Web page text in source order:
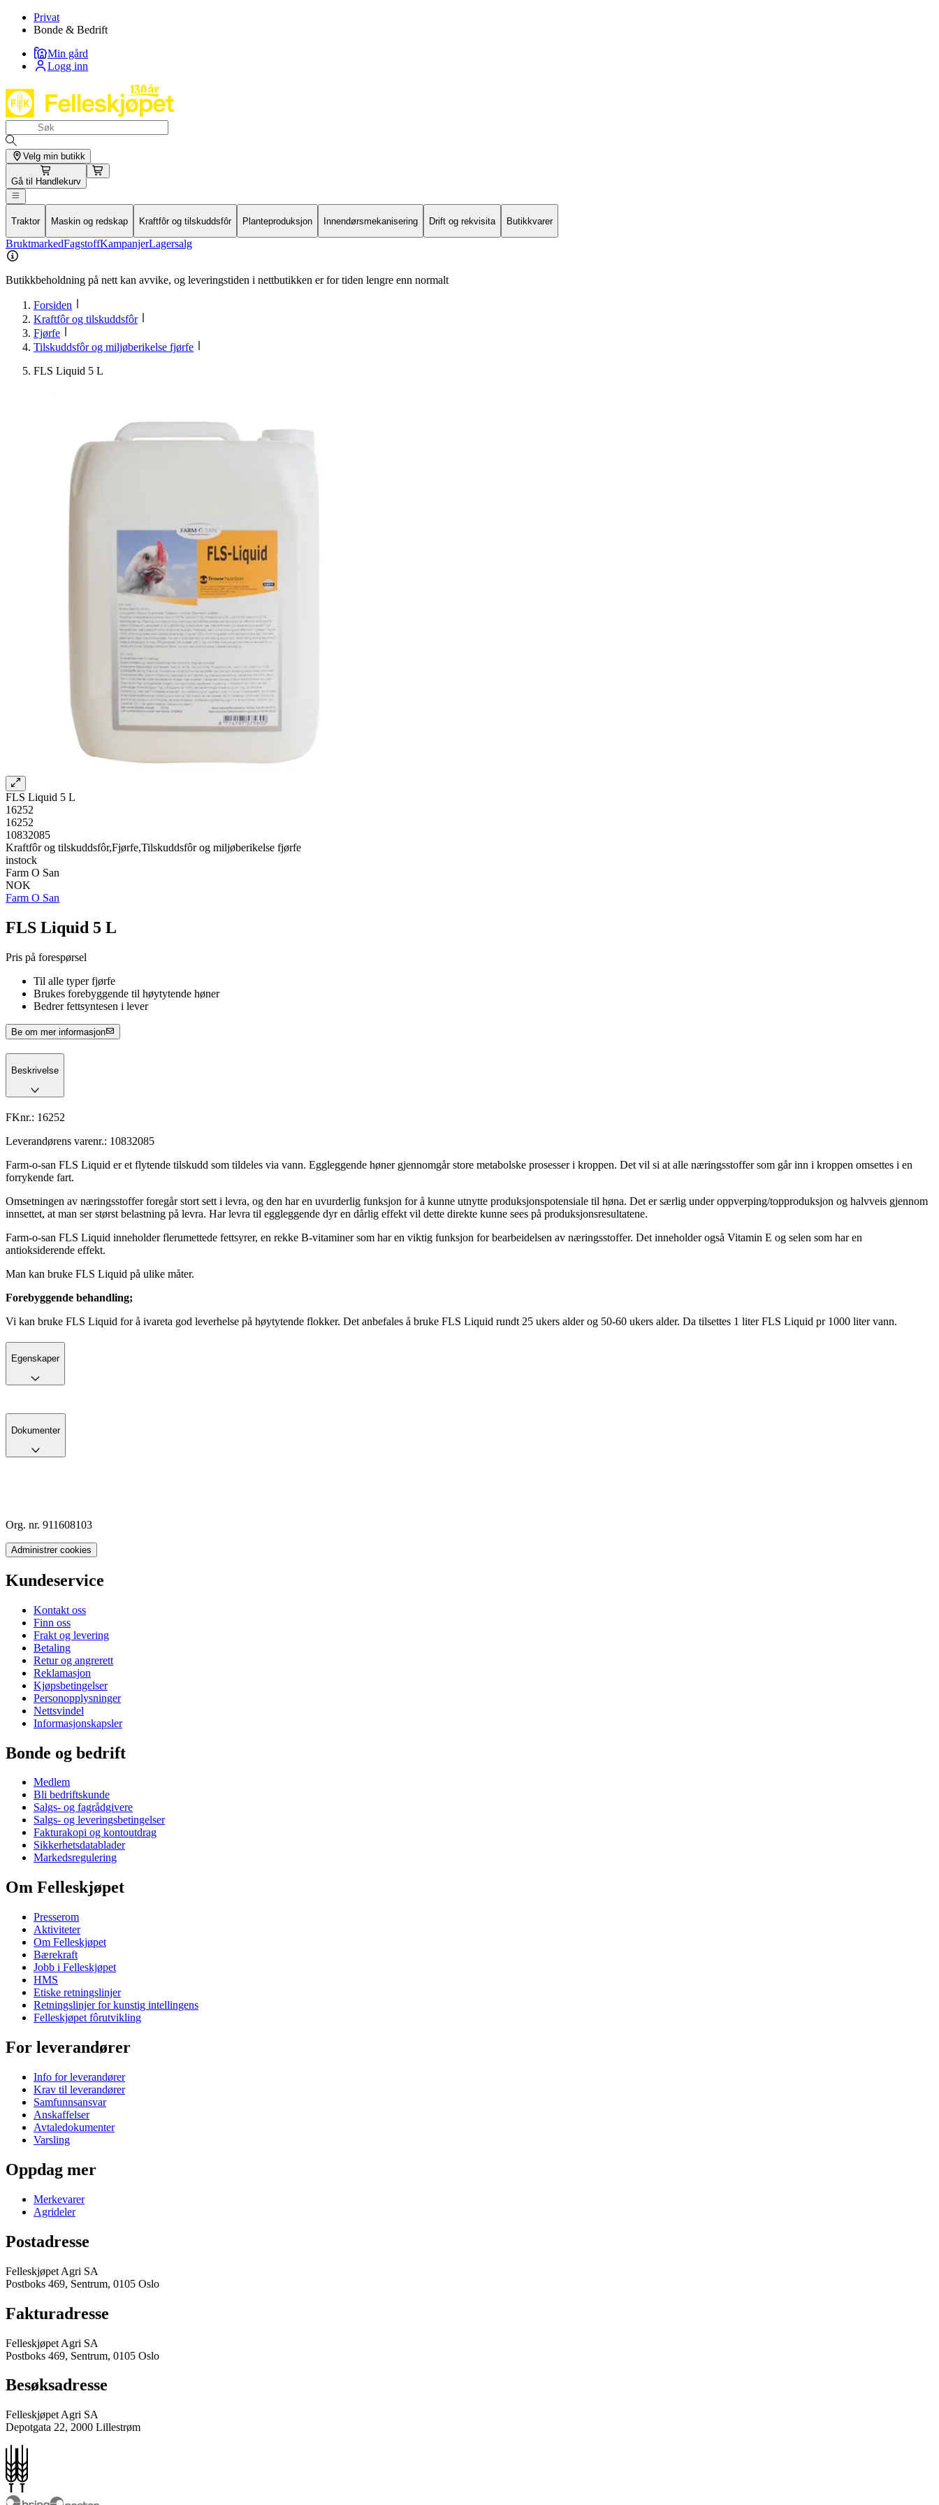
Privat
Bonde & Bedrift
Min gård
Logg inn
Velg min butikk
Gå til Handlekurv
Traktor Maskin og redskap Kraftfôr og tilskuddsfôr Planteproduksjon Innendørsmekanisering Drift og rekvisita Butikkvarer
BruktmarkedFagstoffKampanjerLagersalg
Butikkbeholdning på nett kan avvike, og leveringstiden i nettbutikken er for tiden lengre enn normalt
Forsiden
Kraftfôr og tilskuddsfôr
Fjørfe
Tilskuddsfôr og miljøberikelse fjørfe
FLS Liquid 5 L
FLS Liquid 5 L
16252
16252
10832085
Kraftfôr og tilskuddsfôr,Fjørfe,Tilskuddsfôr og miljøberikelse fjørfe
instock
Farm O San
NOK
Farm O San
FLS Liquid 5 L
Pris på forespørsel
Til alle typer fjørfe
Brukes forebyggende til høytytende høner
Bedrer fettsyntesen i lever
Be om mer informasjon
Beskrivelse
FKnr.: 16252
Leverandørens varenr.: 10832085
Farm-o-san FLS Liquid er et flytende tilskudd som tildeles via vann. Eggleggende høner gjennomgår store metabolske prosesser i kroppen. Det vil si at alle næringsstoffer som går inn i kroppen omsettes i en
forrykende fart.
Omsetningen av næringsstoffer foregår stort sett i levra, og den har en uvurderlig funksjon for å kunne utnytte produksjonspotensiale til høna. Det er særlig under oppverping/topproduksjon og halvveis gjennom
innsettet, at man ser størst belastning på levra. Har levra til eggleggende dyr en dårlig effekt vil dette direkte kunne sees på produksjonsresultatene.
Farm-o-san FLS Liquid inneholder flerumettede fettsyrer, en rekke B-vitaminer som har en viktig funksjon for bearbeidelsen av næringsstoffer. Det inneholder også Vitamin E og selen som har en
antioksiderende effekt.
Man kan bruke FLS Liquid på ulike måter.
Forebyggende behandling;
Vi kan bruke FLS Liquid for å ivareta god leverhelse på høytytende flokker. Det anbefales å bruke FLS Liquid rundt 25 ukers alder og 50-60 ukers alder. Da tilsettes 1 liter FLS Liquid pr 1000 liter vann.
Egenskaper
Dokumenter
Org. nr. 911608103
Administrer cookies
Kundeservice
Kontakt oss
Finn oss
Frakt og levering
Betaling
Retur og angrerett
Reklamasjon
Kjøpsbetingelser
Personopplysninger
Nettsvindel
Informasjonskapsler
Bonde og bedrift
Medlem
Bli bedriftskunde
Salgs- og fagrådgivere
Salgs- og leveringsbetingelser
Fakturakopi og kontoutdrag
Sikkerhetsdatablader
Markedsregulering
Om Felleskjøpet
Presserom
Aktiviteter
Om Felleskjøpet
Bærekraft
Jobb i Felleskjøpet
HMS
Etiske retningslinjer
Retningslinjer for kunstig intellingens
Felleskjøpet fôrutvikling
For leverandører
Info for leverandører
Krav til leverandører
Samfunnsansvar
Anskaffelser
Avtaledokumenter
Varsling
Oppdag mer
Merkevarer
Agrideler
Postadresse
Felleskjøpet Agri SA
Postboks 469, Sentrum, 0105 Oslo
Fakturadresse
Felleskjøpet Agri SA
Postboks 469, Sentrum, 0105 Oslo
Besøksadresse
Felleskjøpet Agri SA
Depotgata 22, 2000 Lillestrøm